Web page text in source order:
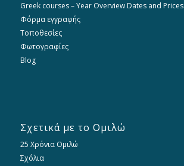
Greek courses – Year Overview Dates and Prices
Φόρμα εγγραφής
Τοποθεσίες
Φωτογραφίες
Blog
Σχετικά με το Ομιλώ
25 Χρόνια Ομιλώ
Σχόλια